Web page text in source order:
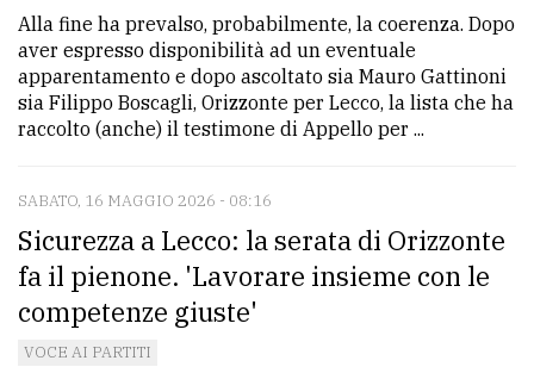
tua
pubblicità
Cerca
per
comune
Ricerca
avanzata
Alla fine ha prevalso, probabilmente, la coerenza. Dopo
aver espresso disponibilità ad un eventuale
apparentamento e dopo ascoltato sia Mauro Gattinoni
sia Filippo Boscagli, Orizzonte per Lecco, la lista che ha
raccolto (anche) il testimone di Appello per ...
SABATO, 16 MAGGIO 2026 - 08:16
Sicurezza a Lecco: la serata di Orizzonte
fa il pienone. 'Lavorare insieme con le
competenze giuste'
VOCE AI PARTITI